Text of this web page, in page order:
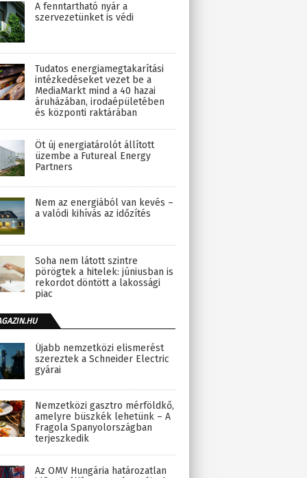
A fenntartható nyár a
szervezetünket is védi
Tudatos energiamegtakarítási
intézkedéseket vezet be a
MediaMarkt mind a 40 hazai
áruházában, irodaépületében
és központi raktárában
Öt új energiatárolót állított
üzembe a Futureal Energy
Partners
Nem az energiából van kevés –
a valódi kihívás az időzítés
Soha nem látott szintre
pörögtek a hitelek: júniusban is
rekordot döntött a lakossági
piac
Újabb nemzetközi elismerést
szereztek a Schneider Electric
gyárai
Nemzetközi gasztro mérföldkő,
amelyre büszkék lehetünk – A
Fragola Spanyolországban
terjeszkedik
Az OMV Hungária határozatlan